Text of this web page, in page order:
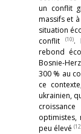
un conflit
massifs et
situation
conflit
(10).
rebond
Bosnie-
300 % au
ce
ukrainien,
optimistes,
peu élevé